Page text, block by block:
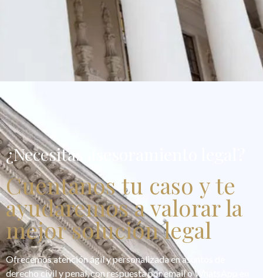
¿Necesitas asesoramiento legal?
Cuentanos tu caso y te
ayudaremos a valorar la
mejor solución legal
Ofrecemos atención ágil y personalizada en asuntos de
derecho civil y penal, con respuesta por email o WhatsApp en